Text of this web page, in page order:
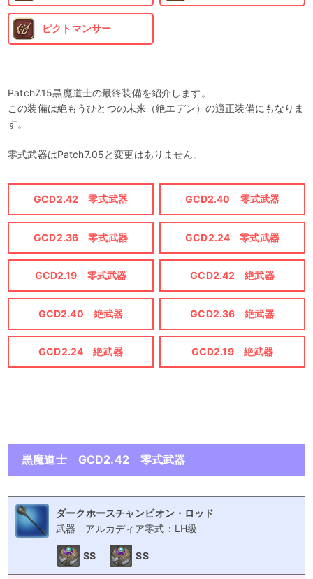
ピクトマンサー
Patch7.15黒魔道士の最終装備を紹介します。
この装備は絶もうひとつの未来（絶エデン）の適正装備にもなりま
す。
零式武器はPatch7.05と変更はありません。
GCD2.42 零式武器 GCD2.40 零式武器
GCD2.36 零式武器 GCD2.24 零式武器
GCD2.19 零式武器 GCD2.42 絶武器
GCD2.40 絶武器 GCD2.36 絶武器
GCD2.24 絶武器 GCD2.19 絶武器
黒魔道士 GCD2.42 零式武器
ダークホースチャンピオン・ロッド
武器
アルカディア零式：LH級
SS SS